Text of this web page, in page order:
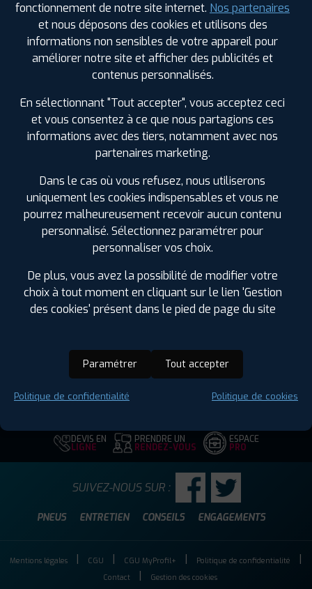
Votre commande
montée et équilibrée :
346.00€TTC
FAIRE INSTALLER CE PNEU
Sous réserve de disponibilité en agence
SPÉCIFICATIONS AVIS CLIENTS ÉTIQUETAGE
Étiquetage
Été
Runflat :Non
Largeur :225
Hauteur :95
Vitesse :S
Code EAN :4250427444024
DEVIS EN
LIGNE
PRENDRE UN
RENDEZ-VOUS
ESPACE
PRO
PNEUS ENTRETIEN CONSEILS ENGAGEMENTS
SUIVEZ-NOUS SUR :
Mentions légales CGU CGU MyProfil+
Politique de confidentialité
Contact
Gestion des cookies
fonctionnement de notre site internet. Nos partenaires
et nous déposons des cookies et utilisons des
informations non sensibles de votre appareil pour
améliorer notre site et afficher des publicités et
contenus personnalisés.
En sélectionnant "Tout accepter", vous acceptez ceci
et vous consentez à ce que nous partagions ces
informations avec des tiers, notamment avec nos
partenaires marketing.
Dans le cas où vous refusez, nous utiliserons
uniquement les cookies indispensables et vous ne
pourrez malheureusement recevoir aucun contenu
personnalisé. Sélectionnez paramétrer pour
personnaliser vos choix.
De plus, vous avez la possibilité de modifier votre
choix à tout moment en cliquant sur le lien 'Gestion
des cookies' présent dans le pied de page du site
Paramétrer Tout accepter
Politique de confidentialité Politique de cookies